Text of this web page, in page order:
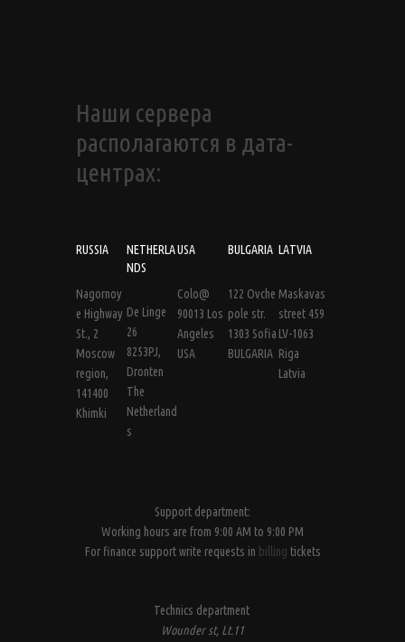
Наши сервера
располагаются в дата-
центрах:
RUSSIA
Nagornoy
e Highway
St., 2
Moscow
region,
141400
Khimki
NETHERLA
NDS
De Linge
26
8253PJ,
Dronten
The
Netherland
s
USA
Colo@
90013 Los
Angeles
USA
BULGARIA
122 Ovche
pole str.
1303 Sofia
BULGARIA
LATVIA
Maskavas
street 459
LV-1063
Riga
Latvia
Support department:
Working hours are from 9:00 AM to 9:00 PM
For finance support write requests in billing tickets
Technics department
Wounder st, Lt.11